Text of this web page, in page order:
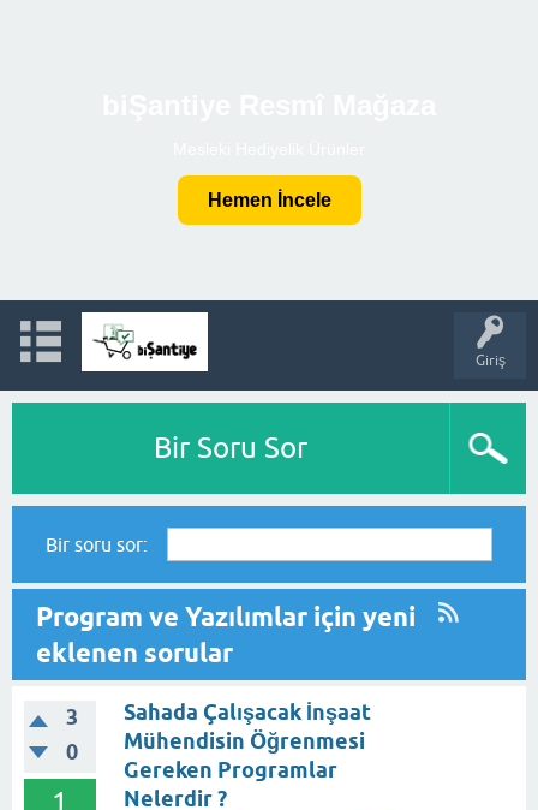
Hemen İncele
Giriş
Bir Soru Sor
Bir soru sor:
Program ve Yazılımlar için yeni
eklenen sorular
3
0
1
Sahada Çalışacak İnşaat
Mühendisin Öğrenmesi
Gereken Programlar
Nelerdir ?